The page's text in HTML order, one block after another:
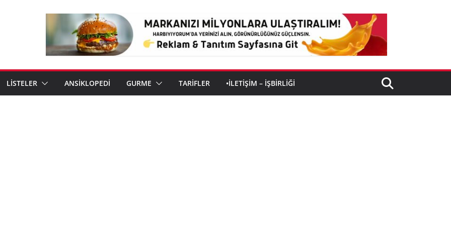
LİSTELER ANSİKLOPEDİ GURME TARİFLER •İLETIŞIM – İŞBIRLIĞI